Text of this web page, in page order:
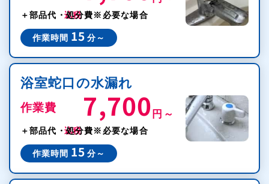
＋部品代・処分費※必要な場合
作業時間 15 分～
浴室蛇口の水漏れ
作業費 7,700 円～
＋部品代・処分費※必要な場合
作業時間 15 分～